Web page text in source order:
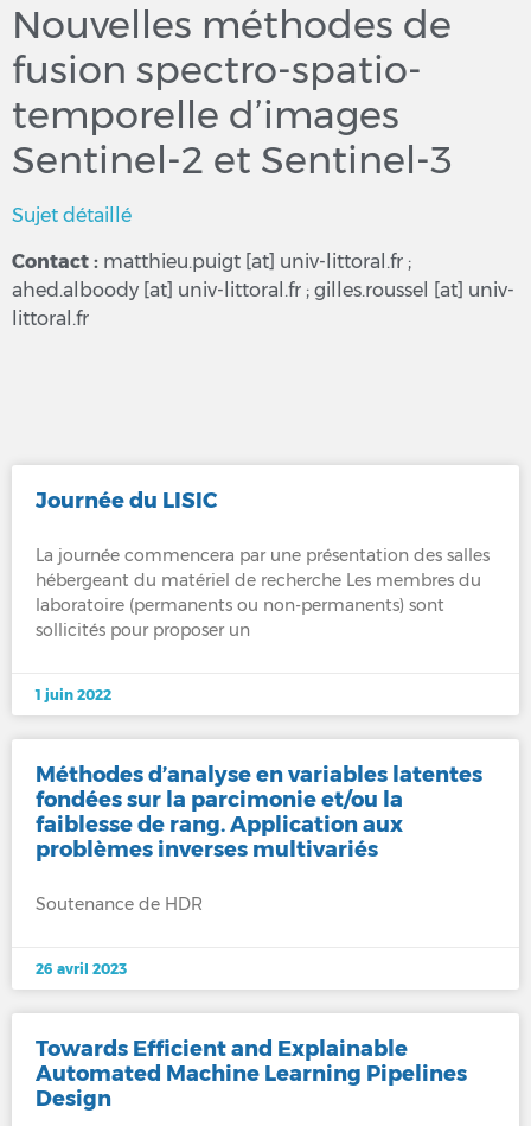
Nouvelles méthodes de
fusion spectro-spatio-
temporelle d’images
Sentinel-2 et Sentinel-3
Sujet détaillé
Contact : matthieu.puigt [at] univ-littoral.fr ;
ahed.alboody [at] univ-littoral.fr ; gilles.roussel [at] univ-
littoral.fr
Journée du LISIC
La journée commencera par une présentation des salles
hébergeant du matériel de recherche Les membres du
laboratoire (permanents ou non-permanents) sont
sollicités pour proposer un
1 juin 2022
Méthodes d’analyse en variables latentes
fondées sur la parcimonie et/ou la
faiblesse de rang. Application aux
problèmes inverses multivariés
Soutenance de HDR
26 avril 2023
Towards Efficient and Explainable
Automated Machine Learning Pipelines
Design